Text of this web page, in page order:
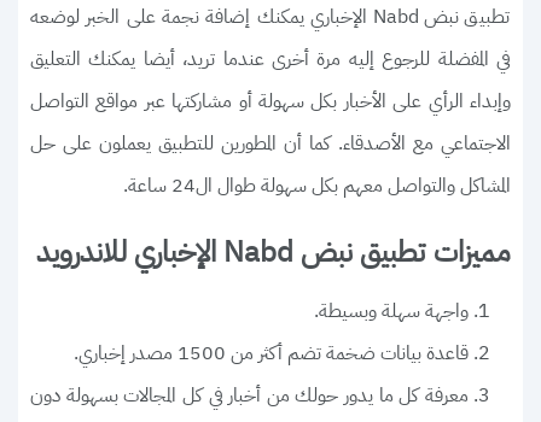
تطبيق نبض Nabd الإخباري يمكنك إضافة نجمة على الخبر لوضعه
في المفضلة للرجوع إليه مرة أخرى عندما تريد، أيضا يمكنك التعليق
وإبداء الرأي على الأخبار بكل سهولة أو مشاركتها عبر مواقع التواصل
الاجتماعي مع الأصدقاء. كما أن المطورين للتطبيق يعملون على حل
المشاكل والتواصل معهم بكل سهولة طوال ال24 ساعة.
مميزات تطبيق نبض Nabd الإخباري للاندرويد
واجهة سهلة وبسيطة.
قاعدة بيانات ضخمة تضم أكثر من 1500 مصدر إخباري.
معرفة كل ما يدور حولك من أخبار في كل المجالات بسهولة دون